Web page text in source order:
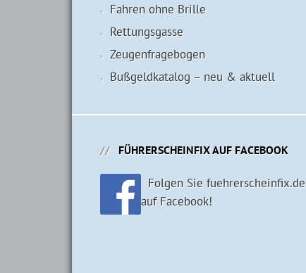
Fahren ohne Brille
Rettungsgasse
Zeugenfragebogen
Bußgeldkatalog – neu & aktuell
FÜHRERSCHEINFIX AUF FACEBOOK
Folgen Sie fuehrerscheinfix.de
auf Facebook!